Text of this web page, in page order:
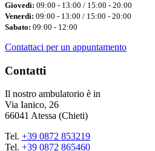
Giovedì: 09:00 - 13:00 / 15:00 - 20:00
Venerdì: 09:00 - 13:00 / 15:00 - 20:00
Sabato: 09:00 - 12:00
Contattaci per un appuntamento
Contatti
Il nostro ambulatorio è in
Via Ianico, 26
66041 Atessa (Chieti)
Tel. +39 0872 853219
Tel. +39 0872 865460